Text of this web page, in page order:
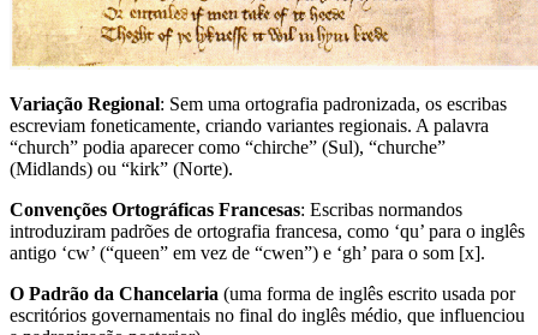
Variação Regional: Sem uma ortografia padronizada, os escribas
escreviam foneticamente, criando variantes regionais. A palavra
“church” podia aparecer como “chirche” (Sul), “churche”
(Midlands) ou “kirk” (Norte).
Convenções Ortográficas Francesas: Escribas normandos
introduziram padrões de ortografia francesa, como ‘qu’ para o inglês
antigo ‘cw’ (“queen” em vez de “cwen”) e ‘gh’ para o som [x].
O Padrão da Chancelaria (uma forma de inglês escrito usada por
escritórios governamentais no final do inglês médio, que influenciou